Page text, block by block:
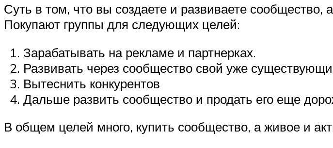
Суть в том, что вы создаете и развиваете сообщество,
Покупают группы для следующих целей:
Зарабатывать на рекламе и партнерках.
Развивать через сообщество свой уже
Вытеснить конкурентов
Дальше развить сообщество и продать его еще
В общем целей много, купить сообщество, а живое и